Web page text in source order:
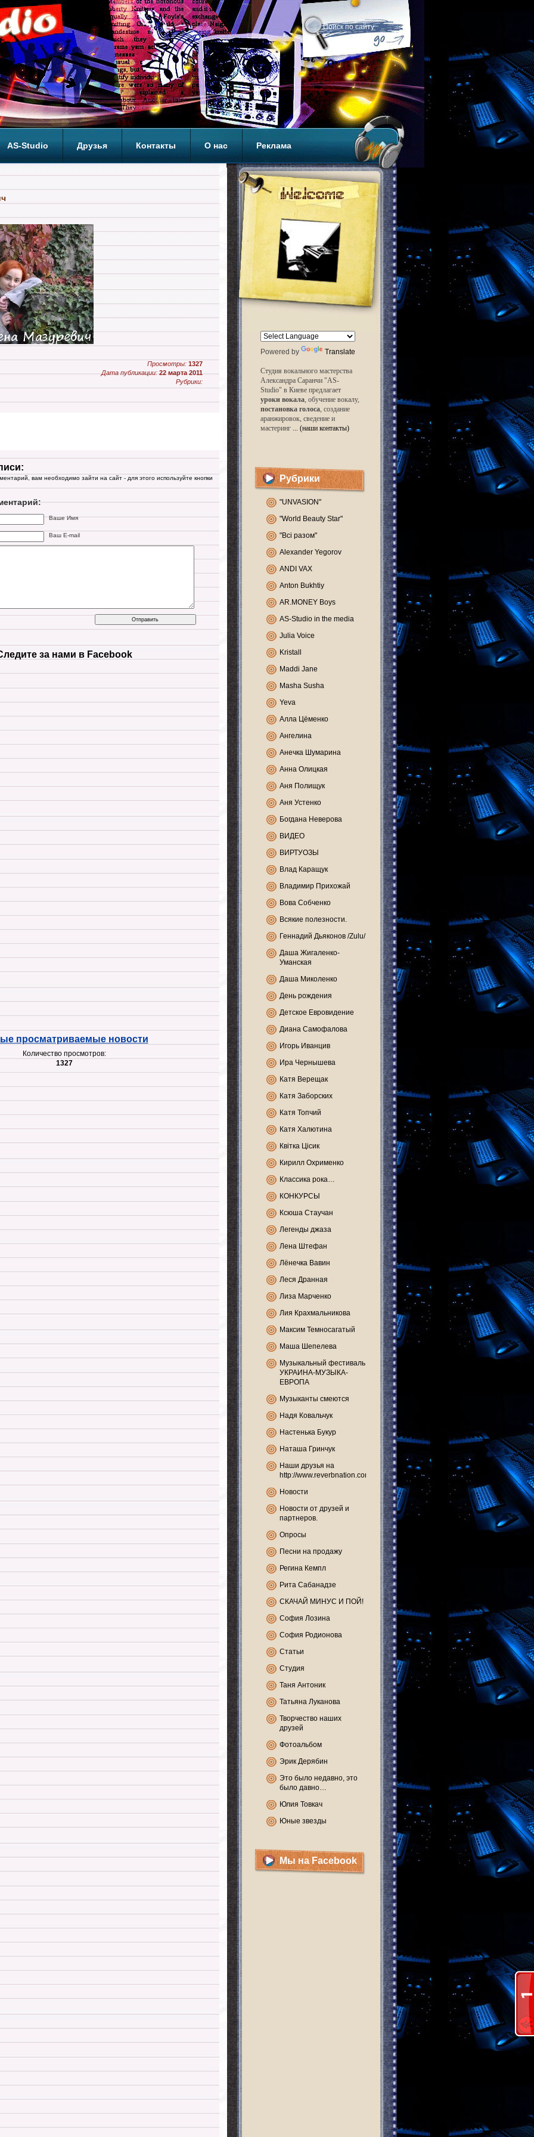
AS-Studio Друзья Контакты О нас Реклама
Просмотры: 1327
Дата публикации: 22 марта 2011
Рубрики:
вам необходимо зайти на сайт - для этого используйте кнопки
Ваше Имя
Ваш E-mail
за нами в Facebook
просматриваемые новости
Количество просмотров:
1327
Powered by Translate
Студия вокального мастерства
Александра Саранчи "AS-
Studio" в Киеве предлагает
уроки вокала, обучение вокалу,
постановка голоса, создание
аранжировок, сведение и
мастеринг ... (наши контакты)
Рубрики
"UNVASION"
"World Beauty Star"
"Всі разом"
Alexander Yegorov
ANDI VAX
Anton Bukhtiy
AR.MONEY Boys
AS-Studio in the media
Julia Voice
Kristall
Maddi Jane
Masha Susha
Yeva
Алла Цёменко
Ангелина
Анечка Шумарина
Анна Олицкая
Аня Полищук
Аня Устенко
Богдана Неверова
ВИДЕО
ВИРТУОЗЫ
Влад Каращук
Владимир Прихожай
Вова Собченко
Всякие полезности.
Геннадий Дьяконов /Zulu/
Даша Жигаленко-
Уманская
Даша Миколенко
День рождения
Детское Евровидение
Диана Самофалова
Игорь Иванцив
Ира Чернышева
Катя Верещак
Катя Заборских
Катя Топчий
Катя Халютина
Квітка Цісик
Кирилл Охрименко
Классика рока…
КОНКУРСЫ
Ксюша Стаучан
Легенды джаза
Лена Штефан
Лёнечка Вавин
Леся Дранная
Лиза Марченко
Лия Крахмальникова
Максим Темносагатый
Маша Шепелева
Музыкальный фестиваль
УКРАИНА-МУЗЫКА-
ЕВРОПА
Музыканты смеются
Надя Ковальчук
Настенька Букур
Наташа Гринчук
Наши друзья на
http://www.reverbnation.com
Новости
Новости от друзей и
партнеров.
Опросы
Песни на продажу
Регина Кемпл
Рита Сабанадзе
СКАЧАЙ МИНУС И ПОЙ!
София Лозина
София Родионова
Статьи
Студия
Таня Антоник
Татьяна Луканова
Творчество наших
друзей
Фотоальбом
Эрик Дерябин
Это было недавно, это
было давно…
Юлия Товкач
Юные звезды
Мы на Facebook